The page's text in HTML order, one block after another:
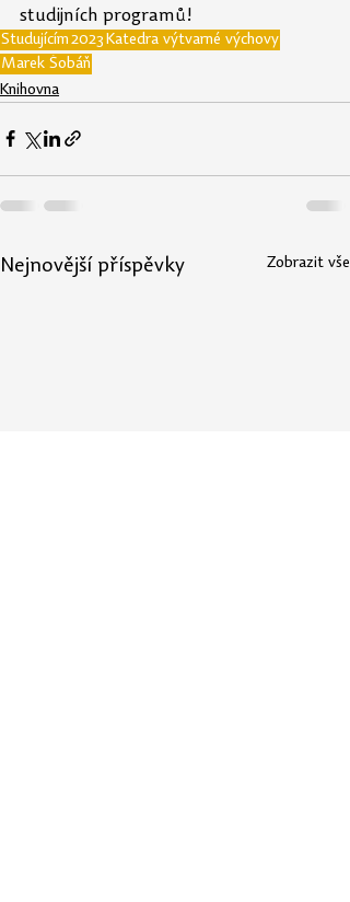
studijních programů!
Studujícím 2023 Katedra výtvarné výchovy
Marek Šobáň
Knihovna
Nejnovější příspěvky Zobrazit vše